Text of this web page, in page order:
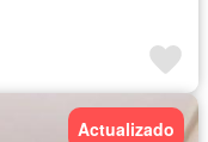
Actualizado